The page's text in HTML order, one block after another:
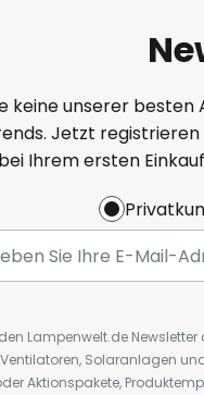
keine unserer
Jetzt registrieren
Ihrem ersten
Lampenwelt.de
Solaranlagen
Aktionspakete,